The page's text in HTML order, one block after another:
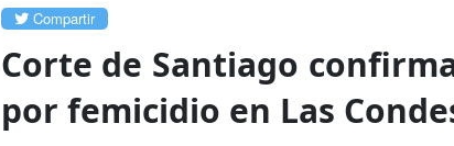
Compartir
Corte de Santiago
por femicidio en Las